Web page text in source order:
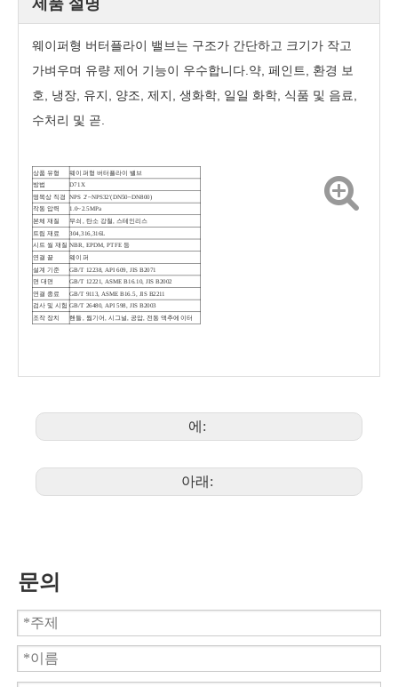
제품 설명
웨이퍼형 버터플라이 밸브는 구조가 간단하고 크기가 작고
가벼우며 유량 제어 기능이 우수합니다.약, 페인트, 환경 보
호, 냉장, 유지, 양조, 제지, 생화학, 일일 화학, 식품 및 음료,
수처리 및 곧.
상품 유형
웨이퍼형 버터플라이 밸브
방법
D71X
명목상 직경
NPS 2'~NPS32'(DN50~DN800)
작동 압력
1.0~2.5MPa
본체 재질
무쇠, 탄소 강철, 스테인리스
트림 재료
304,316,316L
시트 씰 재질 NBR, EPDM, PTFE 등
연결 끝 웨이퍼
설계 기준
GB/T 12238, API 609, JIS B2071
면 대면
GB/T 12221, ASME B16.10, JIS B2002
연결 종료
GB/T 9113, ASME B16.5, JIS B2211
검사 및 시험 GB/T 26480, API 598, JIS B2003
조작 장치
핸들, 웜기어, 시그널, 공압, 전동 액추에이터
에:
아래:
문의